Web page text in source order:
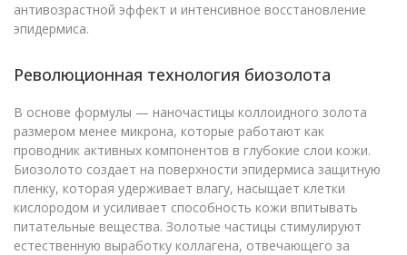
антивозрастной эффект и интенсивное восстановление
эпидермиса.
Революционная технология биозолота
В основе формулы — наночастицы коллоидного золота
размером менее микрона, которые работают как
проводник активных компонентов в глубокие слои кожи.
Биозолото создает на поверхности эпидермиса защитную
пленку, которая удерживает влагу, насыщает клетки
кислородом и усиливает способность кожи впитывать
питательные вещества. Золотые частицы стимулируют
естественную выработку коллагена, отвечающего за